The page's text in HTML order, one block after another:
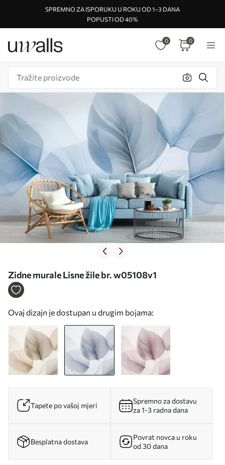
SPREMNO ZA ISPORUKU U ROKU OD 1–3 DANA
POPUSTI OD 40%
0 0
Zidne murale Lisne žile br. w05108v1
Ovaj dizajn je dostupan u drugim bojama:
Tapete po vašoj mjeri
Spremno za dostavu
za 1-3 radna dana
Besplatna dostava
Povrat novca u roku
od 30 dana